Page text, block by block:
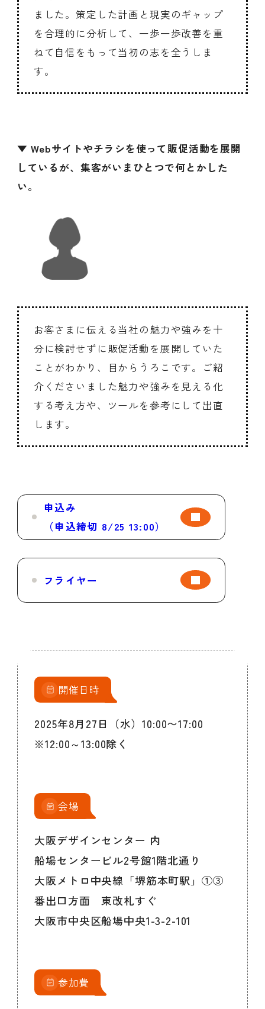
ました。策定した計画と現実のギャップ
を合理的に分析して、一歩一歩改善を重
ねて自信をもって当初の志を全うしま
す。
▼ Webサイトやチラシを使って販促活動を展開
しているが、集客がいまひとつで何とかした
い。
お客さまに伝える当社の魅力や強みを十
分に検討せずに販促活動を展開していた
ことがわかり、目からうろこです。ご紹
介くださいました魅力や強みを見える化
する考え方や、ツールを参考にして出直
します。
申込み
（申込締切 8/25 13:00）
フライヤー
開催日時
2025年8月27日（水）10:00〜17:00
※12:00～13:00除く
会場
大阪デザインセンター 内
船場センタービル2号館1階北通り
大阪メトロ中央線「堺筋本町駅」①③
番出口方面 東改札すぐ
大阪市中央区船場中央1-3-2-101
参加費